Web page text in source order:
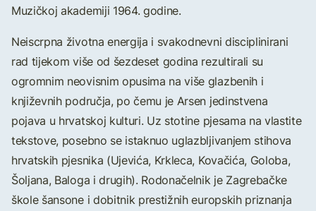
Muzičkoj akademiji 1964. godine.
Neiscrpna životna energija i svakodnevni disciplinirani
rad tijekom više od šezdeset godina rezultirali su
ogromnim neovisnim opusima na više glazbenih i
književnih područja, po čemu je Arsen jedinstvena
pojava u hrvatskoj kulturi. Uz stotine pjesama na vlastite
tekstove, posebno se istaknuo uglazbljivanjem stihova
hrvatskih pjesnika (Ujevića, Krkleca, Kovačića, Goloba,
Šoljana, Baloga i drugih). Rodonačelnik je Zagrebačke
škole šansone i dobitnik prestižnih europskih priznanja